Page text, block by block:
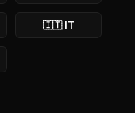
🇮🇹 IT